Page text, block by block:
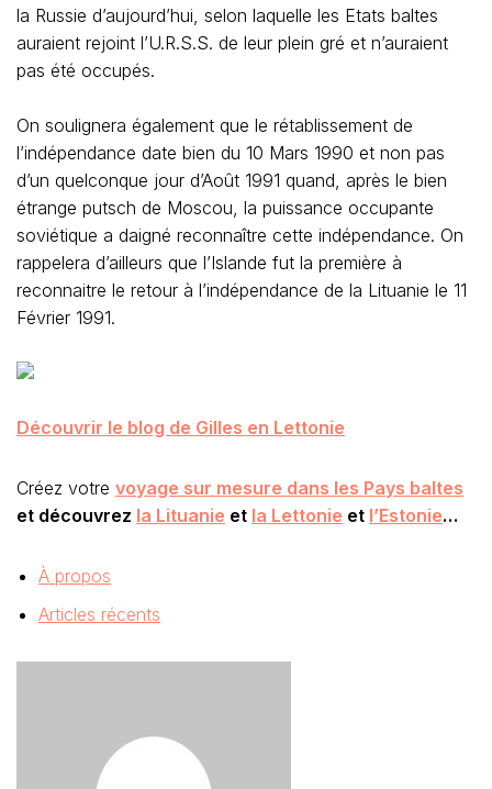
la Russie d’aujourd’hui, selon laquelle les Etats baltes
auraient rejoint l’U.R.S.S. de leur plein gré et n’auraient
pas été occupés.
On soulignera également que le rétablissement de
l’indépendance date bien du 10 Mars 1990 et non pas
d’un quelconque jour d’Août 1991 quand, après le bien
étrange putsch de Moscou, la puissance occupante
soviétique a daigné reconnaître cette indépendance. On
rappelera d’ailleurs que l’Islande fut la première à
reconnaitre le retour à l’indépendance de la Lituanie le 11
Février 1991.
Découvrir le blog de Gilles en Lettonie
Créez votre voyage sur mesure dans les Pays baltes
et découvrez la Lituanie et la Lettonie et l’Estonie…
À propos
Articles récents